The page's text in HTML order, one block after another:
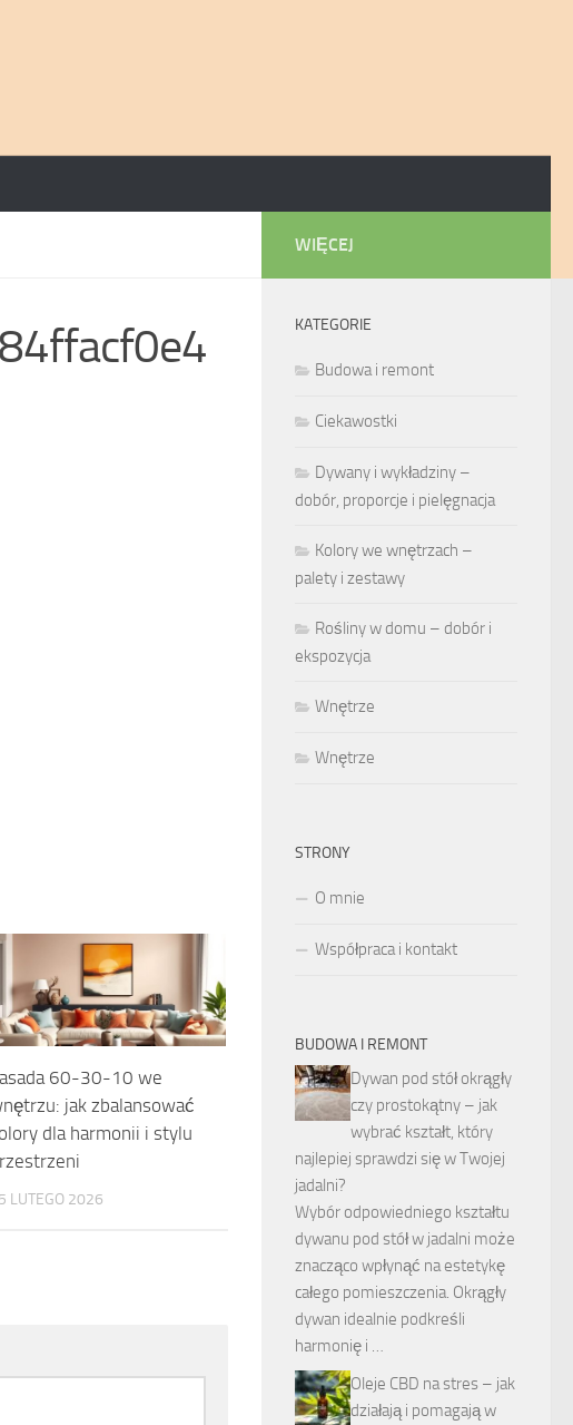
60-30-10 we
jak zbalansować
dla harmonii i stylu
LUTEGO 2026
WIĘCEJ
KATEGORIE
Budowa i remont
Ciekawostki
Dywany i wykładziny –
dobór, proporcje i pielęgnacja
Kolory we wnętrzach –
palety i zestawy
Rośliny w domu – dobór i
ekspozycja
Wnętrze
Wnętrze
STRONY
O mnie
Współpraca i kontakt
BUDOWA I REMONT
Dywan pod stół okrągły
czy prostokątny – jak
wybrać kształt, który
najlepiej sprawdzi się w Twojej
jadalni?
Wybór odpowiedniego kształtu
dywanu pod stół w jadalni może
znacząco wpłynąć na estetykę
całego pomieszczenia. Okrągły
dywan idealnie podkreśli
harmonię i …
Oleje CBD na stres – jak
działają i pomagają w